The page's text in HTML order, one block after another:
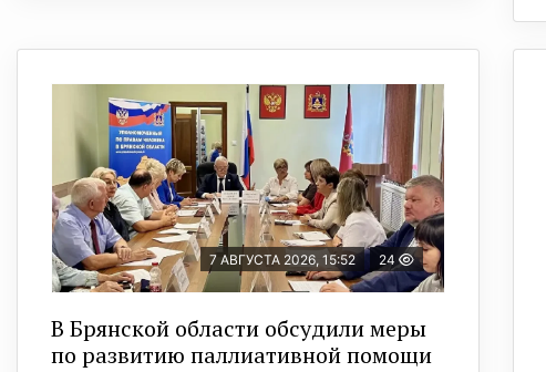
7 АВГУСТА 2026, 15:52 24
В Брянской области обсудили меры
по развитию паллиативной помощи